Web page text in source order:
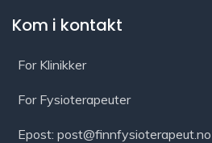
Kom i kontakt
For Klinikker
For Fysioterapeuter
Epost: post@finnfysioterapeut.no